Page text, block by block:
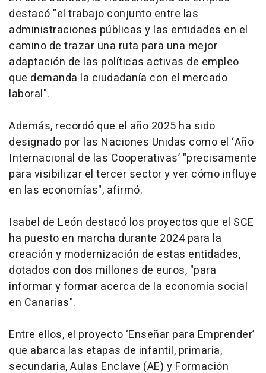
destacó "el trabajo conjunto entre las
administraciones públicas y las entidades en el
camino de trazar una ruta para una mejor
adaptación de las políticas activas de empleo
que demanda la ciudadanía con el mercado
laboral".
Además, recordó que el año 2025 ha sido
designado por las Naciones Unidas como el ‘Año
Internacional de las Cooperativas’ "precisamente
para visibilizar el tercer sector y ver cómo influye
en las economías", afirmó.
Isabel de León destacó los proyectos que el SCE
ha puesto en marcha durante 2024 para la
creación y modernización de estas entidades,
dotados con dos millones de euros, "para
informar y formar acerca de la economía social
en Canarias".
Entre ellos, el proyecto ‘Enseñar para Emprender’
que abarca las etapas de infantil, primaria,
secundaria, Aulas Enclave (AE) y Formación